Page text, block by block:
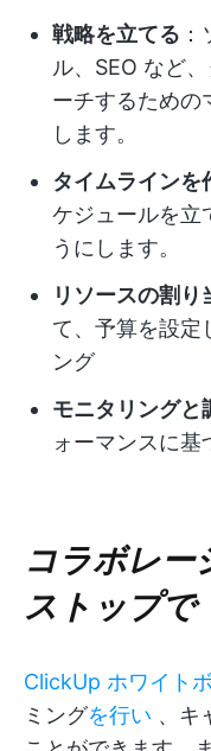
戦略を立てる
ル、SEO など
ーチするための
します。
タイムラインを
ケジュールを立
うにします。
リソースの割り
て、予算を設定
ング
モニタリングと
ォーマンスに
コラボレー
ストップで
ClickUp ホワイト
ミングを行い 、キ